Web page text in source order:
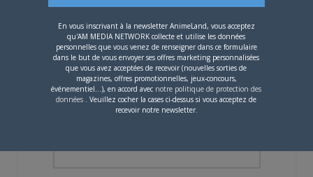
Vous devezvous connecterpour laisser un
commentaire.
En vous inscrivant à la newsletter AnimeLand, vous acceptez
qu'AM MEDIA NETWORK collecte et utilise les données
personnelles que vous venez de renseigner dans ce formulaire
dans le but de vous envoyer ses offres marketing personnalisées
que vous avez acceptées de recevoir (nouvelles sorties de
magazines, offres promotionnelles, jeux-concours,
événementiel...), en accord avec notre politique de protection des
données . Veuillez cocher la cases ci-dessus si vous acceptez de
recevoir notre newsletter.